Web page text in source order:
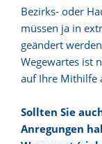
Bezirks- oder
müssen ja in
geändert
Wegewartes ist
auf Ihre Mithilfe
Sollten Sie
Anregungen